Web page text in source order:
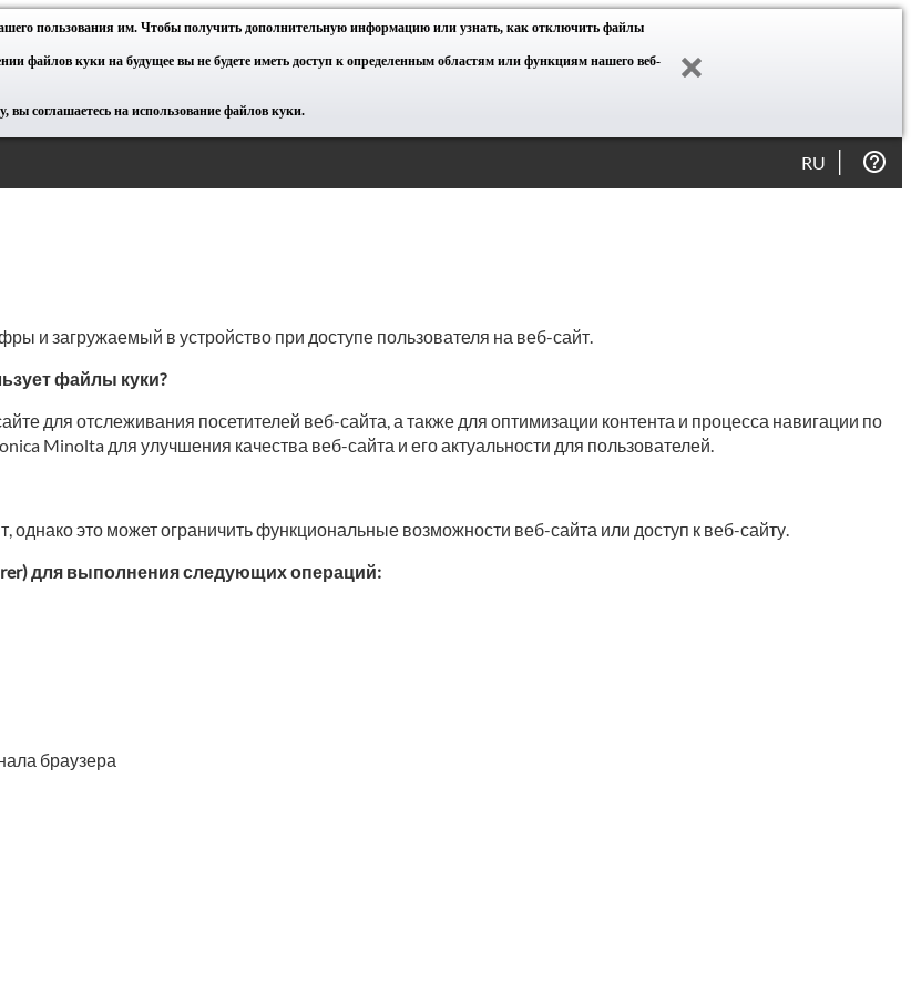
пользования им. Чтобы получить дополнительную информацию или узнать, как отключить файлы
файлов куки на будущее вы не будете иметь доступ к определенным областям или функциям нашего веб-
соглашаетесь на использование файлов куки.
RU
и загружаемый в устройство при доступе пользователя на веб-сайт.
файлы куки?
для отслеживания посетителей веб-сайта, а также для оптимизации контента и процесса навигации по
Minolta для улучшения качества веб-сайта и его актуальности для пользователей.
однако это может ограничить функциональные возможности веб-сайта или доступ к веб-сайту.
для выполнения следующих операций:
браузера